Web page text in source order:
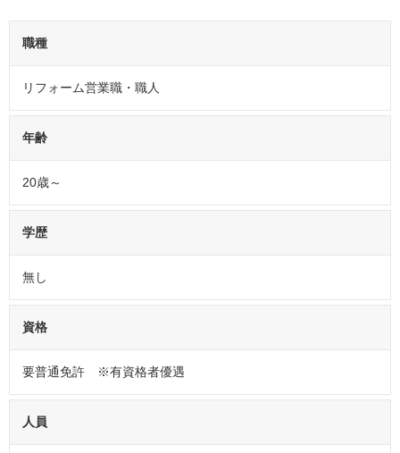
職種
リフォーム営業職・職人
年齢
20歳～
学歴
無し
資格
要普通免許 ※有資格者優遇
人員